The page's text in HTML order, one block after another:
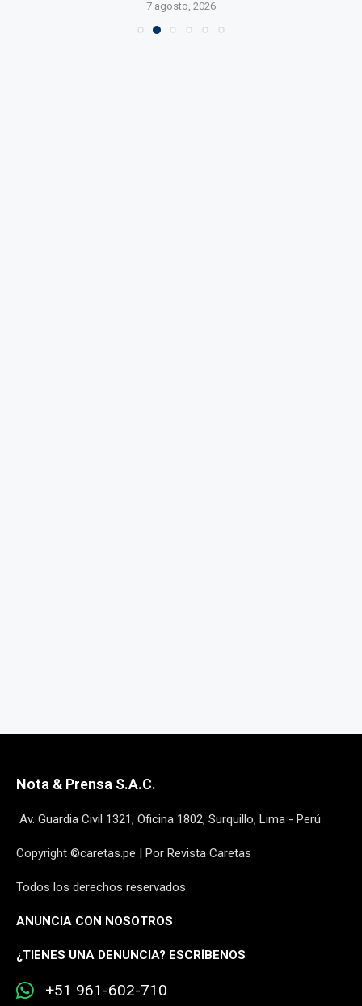
7 agosto, 2026
Nota & Prensa S.A.C.
Av. Guardia Civil 1321, Oficina 1802, Surquillo, Lima - Perú
Copyright ©caretas.pe | Por Revista Caretas
Todos los derechos reservados
ANUNCIA CON NOSOTROS
¿TIENES UNA DENUNCIA? ESCRÍBENOS
+51 961-602-710